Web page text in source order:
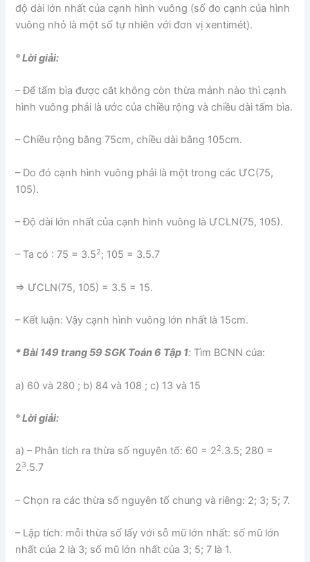
độ dài lớn nhất của cạnh hình vuông (số đo cạnh của hình
vuông nhỏ là một số tự nhiên với đơn vị xentimét).
° Lời giải:
– Để tấm bìa được cắt không còn thừa mảnh nào thì cạnh
hình vuông phải là ước của chiều rộng và chiều dài tấm bìa.
– Chiều rộng bằng 75cm, chiều dài bằng 105cm.
– Do đó cạnh hình vuông phải là một trong các ƯC(75,
105).
– Độ dài lớn nhất của cạnh hình vuông là ƯCLN(75, 105).
– Ta có : 75 = 3.52; 105 = 3.5.7
⇒ ƯCLN(75, 105) = 3.5 = 15.
– Kết luận: Vậy cạnh hình vuông lớn nhất là 15cm.
* Bài 149 trang 59 SGK Toán 6 Tập 1: Tìm BCNN của:
a) 60 và 280 ; b) 84 và 108 ; c) 13 và 15
° Lời giải:
a) – Phân tích ra thừa số nguyên tố: 60 = 22.3.5; 280 =
23.5.7
– Chọn ra các thừa số nguyên tố chung và riêng: 2; 3; 5; 7.
– Lập tích: mỗi thừa số lấy với sỗ mũ lớn nhất: số mũ lớn
nhất của 2 là 3; số mũ lớn nhất của 3; 5; 7 là 1.